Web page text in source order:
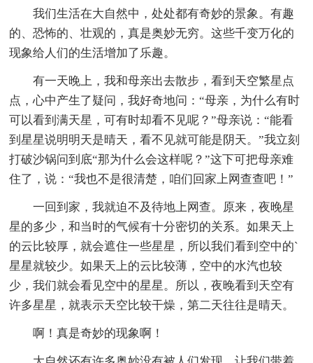
我们生活在大自然中，处处都有奇妙的景象。有趣
的、恐怖的、壮观的，真是奥妙无穷。这些千变万化的
现象给人们的生活增加了乐趣。
有一天晚上，我和母亲出去散步，看到天空繁星点
点，心中产生了疑问，我好奇地问：“母亲，为什么有时
可以看到满天星，可有时却看不见呢？”母亲说：“能看
到星星说明明天是晴天，看不见就可能是阴天。”我立刻
打破沙锅问到底“那为什么会这样呢？”这下可把母亲难
住了，说：“我也不是很清楚，咱们回家上网查查吧！”
一回到家，我就迫不及待地上网查。原来，夜晚星
星的多少，和当时的气候有十分密切的关系。如果天上
的云比较厚，就会遮住一些星星，所以我们看到空中的`
星星就较少。如果天上的云比较薄，空中的水汽也较
少，我们就会看见空中的星星。所以，夜晚看到天空有
许多星星，就表示天空比较干燥，第二天往往是晴天。
啊！真是奇妙的现象啊！